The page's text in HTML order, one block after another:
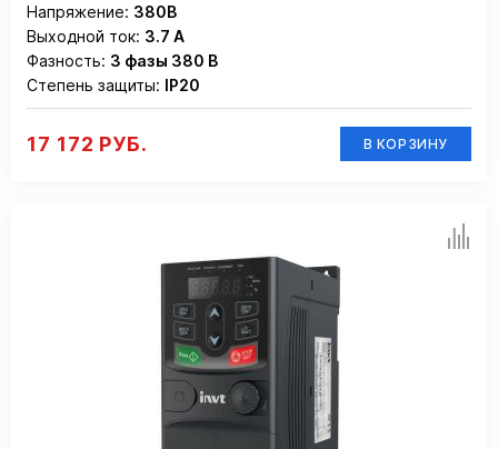
Напряжение: 380В
Выходной ток: 3.7 А
Фазность: 3 фазы 380 В
Степень защиты: IP20
17 172 РУБ. В КОРЗИНУ